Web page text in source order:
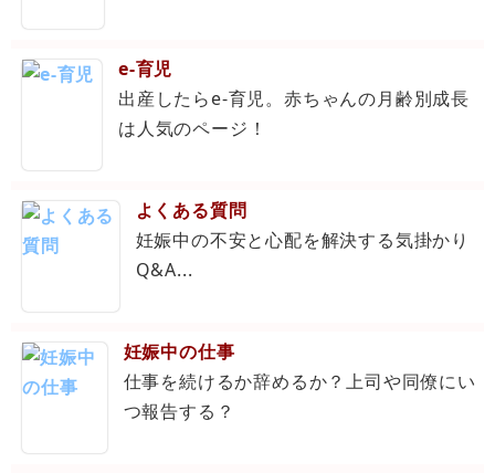
e-育児
出産したらe-育児。赤ちゃんの月齢別成長
は人気のページ！
よくある質問
妊娠中の不安と心配を解決する気掛かり
Q&A...
妊娠中の仕事
仕事を続けるか辞めるか？上司や同僚にい
つ報告する？